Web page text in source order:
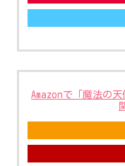
Amazonで「魔法の